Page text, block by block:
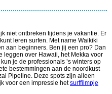
niet ontbreken tijdens je vakantie. Er
leren surfen. Met name Waikiki
aan beginners. Ben jij een pro? Dan
leggen over Hawaii, het Mekka voor
je de professionals ’s winters op
bestemmingen aan de noordkust
Pipeline. Deze spots zijn alleen
voor een impressie hetsurffilmpje